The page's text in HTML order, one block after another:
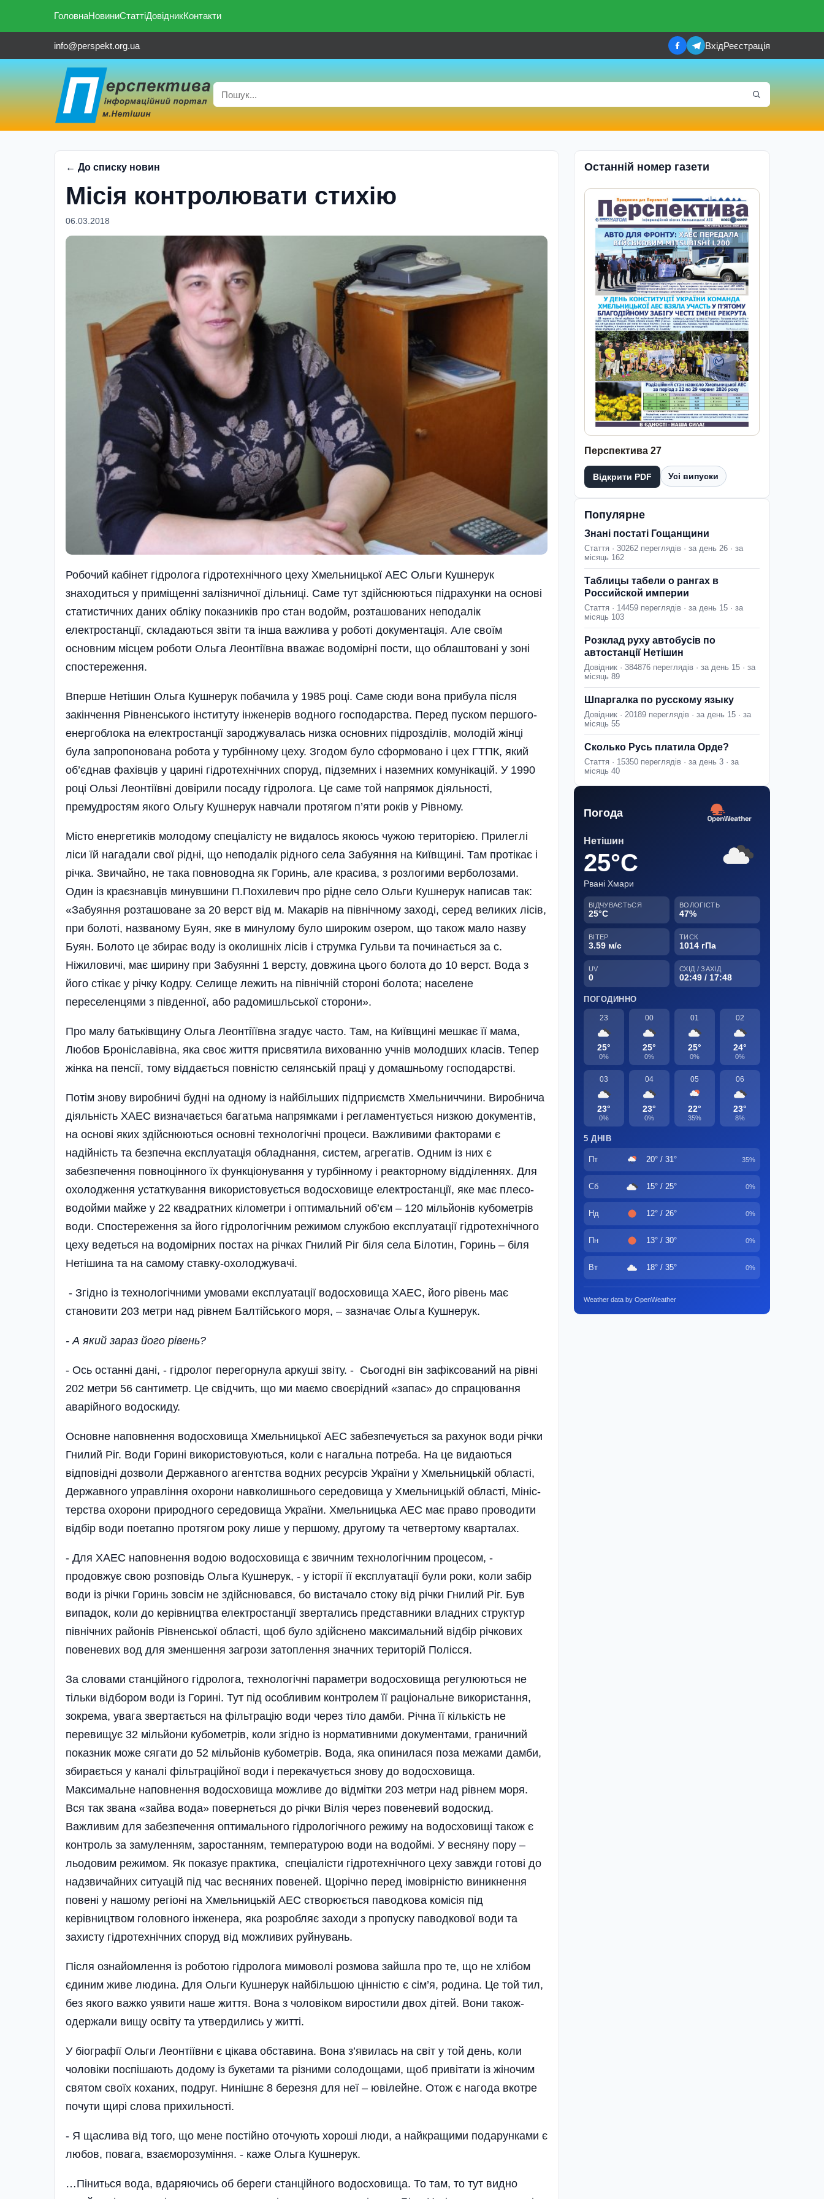
ГоловнаНовиниСтаттіДовідникКонтакти
info@perspekt.org.ua ВхідРеєстрація
← До списку новин
Мiсiя контролювати стихiю
06.03.2018
Робочий кабінет гідролога гідротехнічного цеху Хмельницької АЕС Ольги Кушнерук
знаходиться у приміщенні залізничної діль­ниці. Саме тут здійснюються під­рахунки на основі
статистичних даних обліку показників про стан водойм, розташованих неподалік
електростанції, складаються звіти та інша важлива у роботі документація. Але своїм
основним місцем роботи Ольга Леонтіївна вважає водомірні пости, що облаштовані у зоні
спостереження.
Вперше Нетішин Ольга Кушнерук побачила у 1985 році. Саме сюди вона прибула після
закінчення Рівненського інституту ін­же­нерів водного госпо­дарст­ва. Перед пуском пер­шо­го­
енергоблока на електро­станції зароджувалась низка основних підрозділів, молодій жінці
була запропонована робота у турбінному цеху. Згодом було сформовано і цех ГТПК, який
об’єднав фахівців у царині гідротехнічних споруд, підземних і наземних комунікацій. У 1990
році Ользі Леонтіївні довірили посаду гідролога. Це саме той напрямок діяльності,
премудростям якого Ольгу Кушнерук навчали протягом п’яти років у Рівному.
Місто енергетиків молодому спе­ціалісту не видалось якоюсь чужою територією. Прилеглі
ліси їй нагадали свої рідні, що неподалік рідного села Забуяння на Київщині. Там протікає і
річка. Звичайно, не така повноводна як Горинь, але красива, з розлогими верболозами.
Один із краєзнавців минувшини П.Похилевич про рідне село Ольги Кушнерук написав так:
«Забуяння розташоване за 20 верст від м. Макарів на північному заході, серед великих лісів,
при болоті, названому Буян, яке в минулому було широким озером, що також мало назву
Буян. Болото це збирає воду із околишніх лісів і струмка Гульви та починається за с.
Ніжиловичі, має ширину при Забуянні 1 версту, довжина цього болота до 10 верст. Вода з
його стікає у річку Кодру. Селище лежить на північній стороні болота; населене
переселенцями з південної, або радомишльської сторони».
Про малу батьківщину Ольга Леонтіїївна згадує часто. Там, на Київщині мешкає її мама,
Любов Броніславівна, яка своє життя присвятила вихованню учнів молодших класів. Тепер
жінка на пенсії, тому віддається повністю селянській праці у домашньому господарстві.
Потім знову виробничі будні на одному із найбільших підприємств Хмельниччини. Виробнича
дія­ль­ність ХАЕС визначається багатьма напрямками і регламен­ту­ється низкою документів,
на основі яких здійснюються основні технологічні процеси. Важливими факторами є
надійність та безпечна експлуатація обладнання, систем, агрегатів. Одним із них є
забезпечення повно­цінного їх функціонування у тур­бінному і реактор­ному відділеннях. Для
охоло­дження устаткування використовується водосховище електростанції, яке має плесо­
водойми майже у 22 квадратних кілометри і оптимальний об’єм – 120 мільйонів кубометрів
води. Спосте­реження за його гідроло­гічним режимом службою експлуатації гідротехнічного
цеху ведеться на водомірних постах на річках Гнилий Ріг біля села Білотин, Горинь – біля
Нетішина та на самому ставку-охоло­джувачі.
- Згідно із технологічними умовами експлуатації водосховища ХАЕС, його рівень має
становити 203 метри над рівнем Балтій­ського моря, – зазначає Ольга Кушнерук.
- А який зараз його рівень?
- Ось останні дані, - гідролог перегорнула аркуші звіту. - Сьогод­ні він зафіксований на рівні
202 метри 56 сантиметр. Це свідчить, що ми маємо своєрідний «запас» до спрацювання
аварійного водоскиду.
Основне наповнення водосховища Хмельницької АЕС забезпечується за рахунок води річки
Гнилий­ Ріг. Води Горині використовуються, коли є нагальна потреба. На це видаються
відповідні дозволи Державного агентства водних ресурсів України у Хмельницькій облас­ті,
Державного управління охорони навколишнього середовища у Хмельницькій області, Міні­с­
терства охорони природного се­редовища України. Хмельницька АЕС має право проводити
відбір води поетапно протягом року лише у першому, другому та четвертому кварталах.
- Для ХАЕС наповнення водою водосховища є звичним технологічним процесом, -
продовжує свою розповідь Ольга Кушнерук, - у історії її експлуатації були роки, коли забір
води із річки Горинь зовсім не здійснювався, бо вистачало стоку від річки Гнилий Ріг. Був
випадок, коли до керівництва електростанції звертались представники владних структур
північних райо­нів Рівненської області, щоб було здійснено максимальний відбір річкових
повеневих вод для зменшення за­грози затоплення значних територій Полісся.
За словами станційного гідролога, технологічні па­ра­метри водосховища регу­люються не
тільки відбором води із Горині. Тут під особливим контролем її раціона­льне використання,
зокрема, увага звертається на фільтрацію води через тіло дамби. Річна її кількість не
перевищує 32 мільйони кубометрів, коли згідно із нормативними документами, граничний
показник може сягати до 52 міль­йонів кубометрів. Вода, яка опинилася поза межами дамби,
збирається у каналі філь­т­ра­ційної води і перекачується знову до водосховища.
Максимальне наповнення водосховища можливе до від­мітки 203 метри над рівнем моря.
Вся так звана «зайва вода» по­вернеться до річки Вілія через повеневий водоскид.
Важливим для забез­печення оптимального гідрологічного режиму на водосховищі також є
контроль за замуленням, заростанням, температурою води на водоймі. У весняну пору –
льодовим режимом. Як показує практика, спеціалісти гідротехнічного цеху завжди готові до
надзвичайних ситу­ацій під час весняних повеней. Щорічно перед імовірністю виникнення
повені у нашому регіоні на Хмельницькій АЕС створюється паводкова комісія під
керівництвом головного інженера, яка розробляє заходи з пропуску паводкової води та
захисту гідротех­нічних споруд від можливих руйнувань.
Після ознайомлення із роботою гідролога мимоволі розмова зайшла про те, що не хлібом
єдиним живе людина. Для Ольги Кушнерук най­більшою цінністю є сім’я, родина. Це той тил,
без якого важко уявити наше життя. Вона з чоловіком виростили двох дітей. Вони також­
одержали вищу освіту та утвердились у житті.
У біографії Ольги Леонтіївни є цікава обставина. Вона з’явилась на світ у той день, коли
чоловіки поспішають додому із букетами та різними солодощами, щоб привітати із жіночим
святом своїх коханих, подруг. Нинішнє 8 березня для неї – ювілейне. Отож є нагода вкотре
почути щирі слова прихильності.
- Я щаслива від того, що мене постійно оточують хороші люди, а найкращими подарунками є
любов, повага, взаєморозуміння. - каже Ольга Кушнерук.
…Піниться вода, вдаряючись об береги станційного водосховища. То там, то тут видно
Останній номер газети
Перспектива 27
Відкрити PDF Усі випуски
Популярне
Знані постаті Гощанщини
Стаття · 30262 переглядів · за день 26 · за
місяць 162
Таблицы табели о рангах в
Российской империи
Стаття · 14459 переглядів · за день 15 · за
місяць 103
Розклад руху автобусів по
автостанції Нетішин
Довідник · 384876 переглядів · за день 15 · за
місяць 89
Шпаргалка по русскому языку
Довідник · 20189 переглядів · за день 15 · за
місяць 55
Сколько Русь платила Орде?
Стаття · 15350 переглядів · за день 3 · за
місяць 40
Погода
Нетішин
25°C
Рвані Хмари
ВІДЧУВАЄТЬСЯ
25°C
ВОЛОГІСТЬ
47%
ВІТЕР
3.59 м/с
ТИСК
1014 гПа
UV
0
СХІД / ЗАХІД
02:49 / 17:48
ПОГОДИННО
23
25°
0%
00
25°
0%
01
25°
0%
02
24°
0%
03
23°
0%
04
23°
0%
05
22°
35%
06
23°
8%
5 ДНІВ
Пт 20° / 31° 35%
Сб 15° / 25° 0%
Нд 12° / 26° 0%
Пн 13° / 30° 0%
Вт 18° / 35° 0%
Weather data by OpenWeather